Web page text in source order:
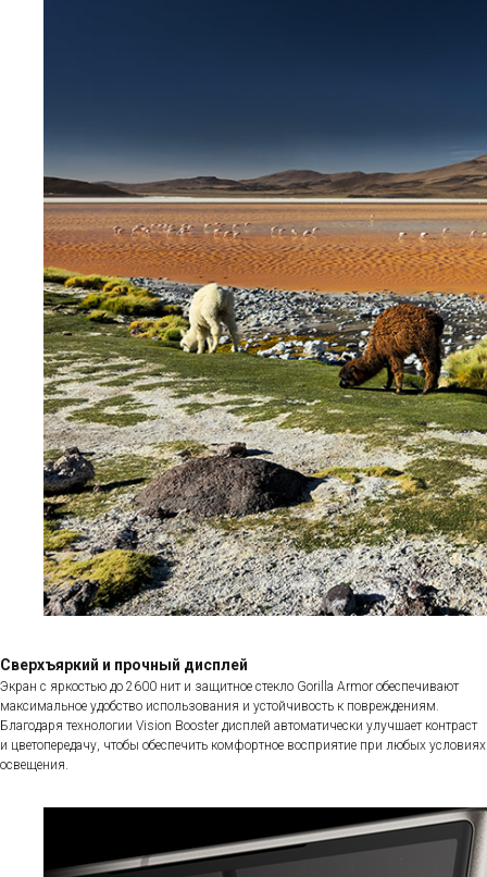
Сверхъяркий и прочный дисплей
Экран с яркостью до 2600 нит и защитное стекло Gorilla Armor обеспечивают
максимальное удобство использования и устойчивость к повреждениям.
Благодаря технологии Vision Booster дисплей автоматически улучшает контраст
и цветопередачу, чтобы обеспечить комфортное восприятие при любых условиях
освещения.